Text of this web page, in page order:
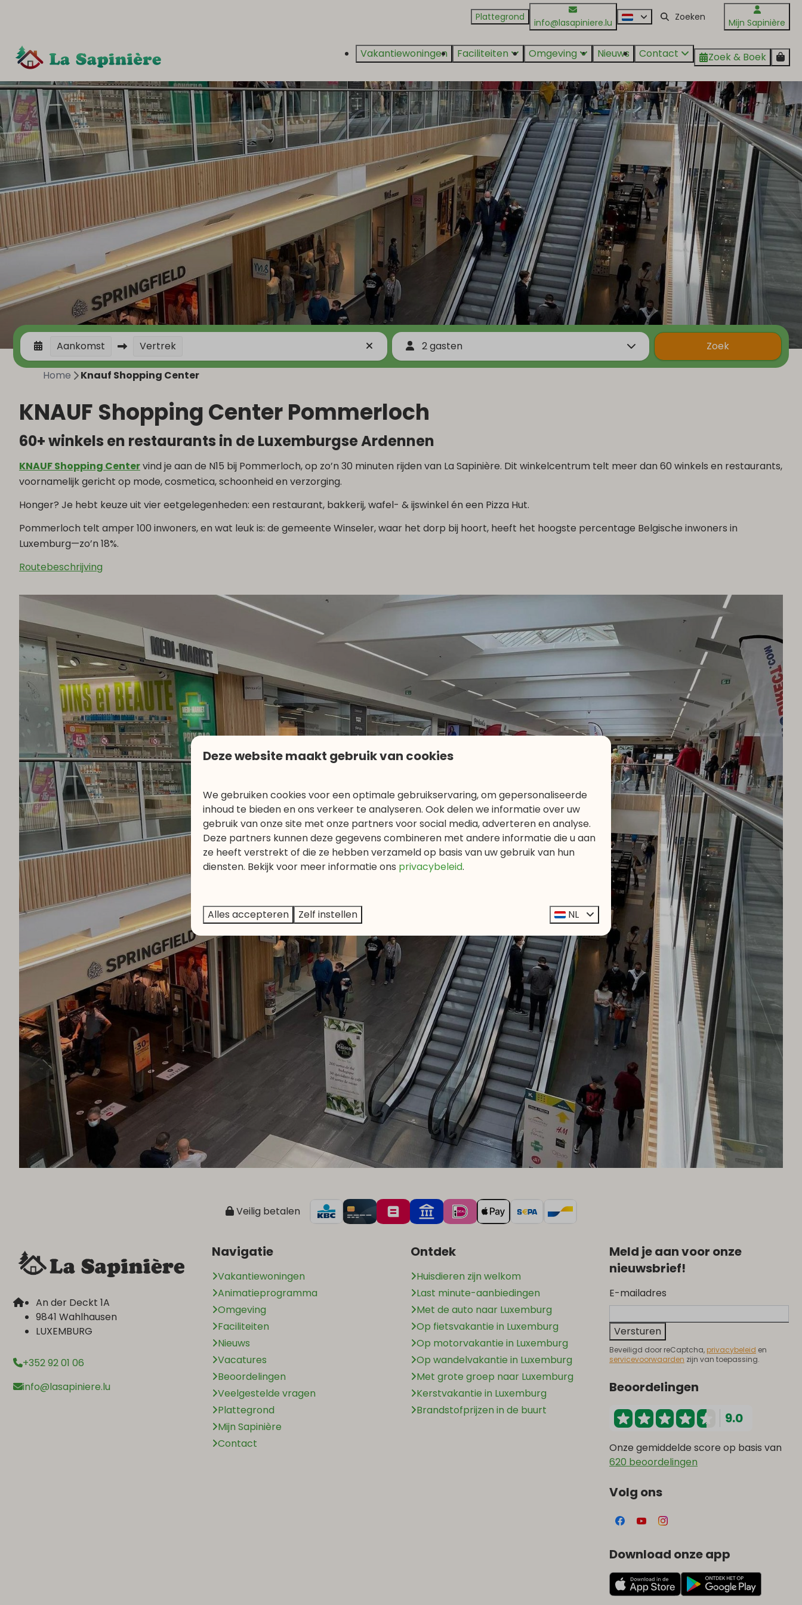
Plattegrond info@lasapiniere.lu Mijn Sapinière
Vakantiewoningen Faciliteiten Omgeving Nieuws Contact Zoek & Boek
Aankomst Vertrek 2 gasten Zoek
Home Knauf Shopping Center
KNAUF Shopping Center Pommerloch
60+ winkels en restaurants in de Luxemburgse Ardennen
KNAUF Shopping Centervind je aan de N15 bij Pommerloch, op zo’n 30 minuten rijden van La Sapinière. Dit winkelcentrum telt meer dan 60 winkels en restaurants,
voornamelijk gericht op mode, cosmetica, schoonheid en verzorging.
Honger? Je hebt keuze uit vier eetgelegenheden: een restaurant, bakkerij, wafel- & ijswinkel én een Pizza Hut.
Pommerloch telt amper 100 inwoners, en wat leuk is: de gemeente Winseler, waar het dorp bij hoort, heeft het hoogste percentage Belgische inwoners in
Luxemburg—zo’n 18%.
Routebeschrijving
Veilig betalen
An der Deckt 1A
9841 Wahlhausen
LUXEMBURG
+352 92 01 06
info@lasapiniere.lu
Navigatie
Vakantiewoningen
Animatieprogramma
Omgeving
Faciliteiten
Nieuws
Vacatures
Beoordelingen
Veelgestelde vragen
Plattegrond
Mijn Sapinière
Contact
Ontdek
Huisdieren zijn welkom
Last minute-aanbiedingen
Met de auto naar Luxemburg
Op fietsvakantie in Luxemburg
Op motorvakantie in Luxemburg
Op wandelvakantie in Luxemburg
Met grote groep naar Luxemburg
Kerstvakantie in Luxemburg
Brandstofprijzen in de buurt
Meld je aan voor onze
nieuwsbrief!
E-mailadres
Versturen
Beveiligd door reCaptcha, privacybeleid en
servicevoorwaarden zijn van toepassing.
Beoordelingen
9.0
Onze gemiddelde score op basis van
620 beoordelingen
Volg ons
Download onze app
Deze website maakt gebruik van cookies
We gebruiken cookies voor een optimale gebruikservaring, om gepersonaliseerde
inhoud te bieden en ons verkeer te analyseren. Ook delen we informatie over uw
gebruik van onze site met onze partners voor social media, adverteren en analyse.
Deze partners kunnen deze gegevens combineren met andere informatie die u aan
ze heeft verstrekt of die ze hebben verzameld op basis van uw gebruik van hun
diensten. Bekijk voor meer informatieons privacybeleid.
Alles accepteren Zelf instellen NL